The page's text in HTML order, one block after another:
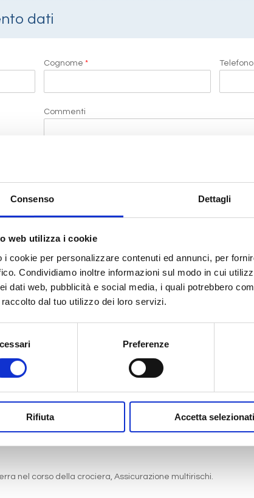
Consenso Dettagli
web utilizza i cookie
i cookie per personalizzare contenuti ed annunci, per
Condividiamo inoltre informazioni sul modo in cui
dati web, pubblicità e social media, i quali potrebbero
dal tuo utilizzo dei loro servizi.
Preferenze
Rifiuta Accetta selezionati
dati
Cognome * Telefono
Commenti
ultime promozioni di LeCrociere.
dati secondo i termini di legge (D.Lgs 196/2003)
RICHIEDI
dotata di ogni comfort: servizi privati, aria
a bordo (colazione, pranzo, cena a buffet o nei ristoranti
Gala con menù particolare.
di animazione (giochi, concorsi, tornei, feste, serate a
nel teatro di bordo, i balli e le feste in programma tutte le
della nave: piscine, lettini, teli mare, palestra, vasche
nel corso della crociera, Assicurazione multirischi.